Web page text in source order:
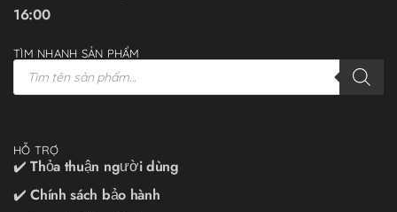
16:00
TÌM NHANH SẢN PHẨM
HỖ TRỢ
✔️ Thỏa thuận người dùng
✔️ Chính sách bảo hành